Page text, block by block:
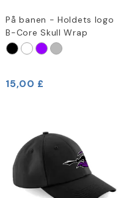
På banen - Holdets logo
B-Core Skull Wrap
15,00 £